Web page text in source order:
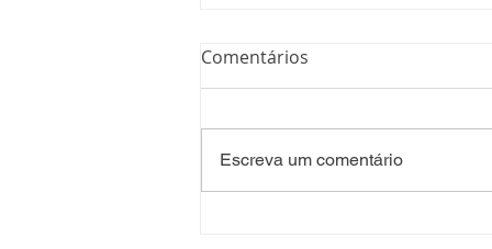
Comentários
Escreva um comentário